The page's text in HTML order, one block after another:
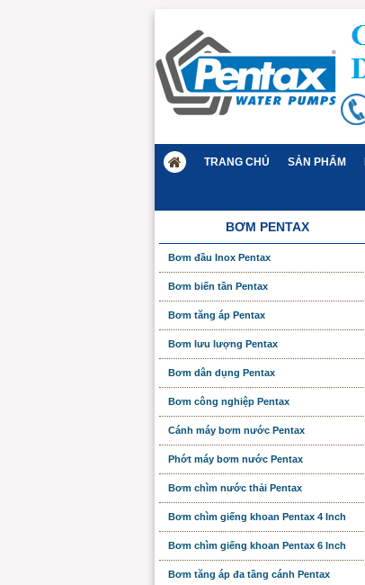
TRANG CHỦ SẢN PHẨM
BƠM PENTAX
Bơm đầu Inox Pentax
Bơm biến tần Pentax
Bơm tăng áp Pentax
Bơm lưu lượng Pentax
Bơm dân dụng Pentax
Bơm công nghiệp Pentax
Cánh máy bơm nước Pentax
Phớt máy bơm nước Pentax
Bơm chìm nước thải Pentax
Bơm chìm giếng khoan Pentax 4 Inch
Bơm chìm giếng khoan Pentax 6 Inch
Bơm tăng áp đa tầng cánh Pentax